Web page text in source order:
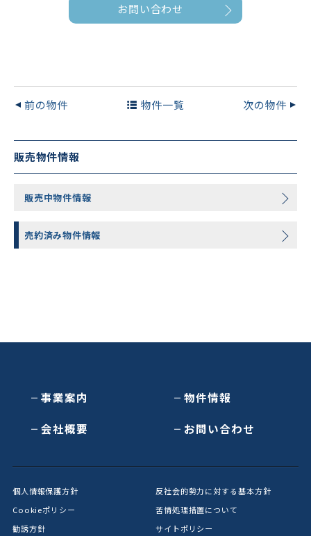
お問い合わせ
前の物件 物件一覧 次の物件
販売物件情報
販売中物件情報
売約済み物件情報
事業案内 物件情報
会社概要 お問い合わせ
個人情報保護方針
反社会的勢力に対する基本方針
Cookieポリシー
苦情処理措置について
勧誘方針
サイトポリシー